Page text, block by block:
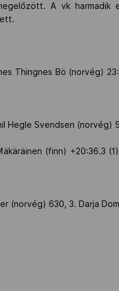
A vk harmadik
Thingnes Bö
Hegle Svendsen (norvég)
Mäkäräinen (finn)
(norvég) 630, 3. Darja